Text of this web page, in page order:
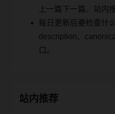
上一篇下一篇、站内
每日更新后要检查什
description、
口。
站内推荐